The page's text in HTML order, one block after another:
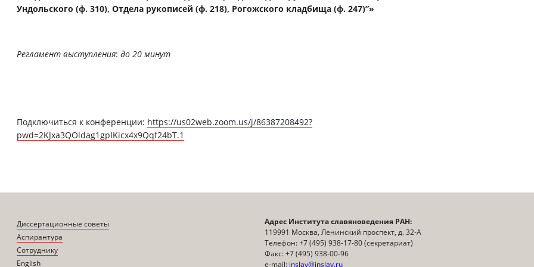
Ундольского (ф. 310), Отдела рукописей (ф. 218), Рогожского кладбища (ф. 247)”»
Регламент выступления: до 20 минут
Подключиться к конференции: https://us02web.zoom.us/j/86387208492?
pwd=2KJxa3QOldag1gpIKicx4x9Qqf24bT.1
Диссертационные советы
Аспирантура
Сотруднику
English
Адрес Института славяноведения РАН:
119991 Москва, Ленинский проспект, д. 32-А
Телефон: +7 (495) 938-17-80 (секретариат)
Факс: +7 (495) 938-00-96
e-mail: inslav@inslav.ru